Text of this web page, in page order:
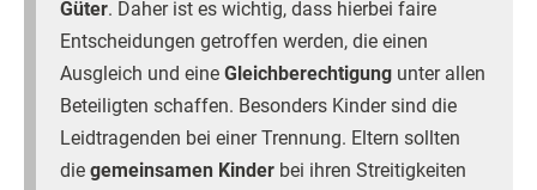
Güter. Daher ist es wichtig, dass hierbei faire
Entscheidungen getroffen werden, die einen
Ausgleich und eine Gleichberechtigung unter allen
Beteiligten schaffen. Besonders Kinder sind die
Leidtragenden bei einer Trennung. Eltern sollten
die gemeinsamen Kinder bei ihren Streitigkeiten